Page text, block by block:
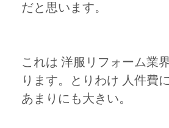
だと思います。
これは 洋服リフォーム業
ります。とりわけ 人件費
あまりにも大きい。